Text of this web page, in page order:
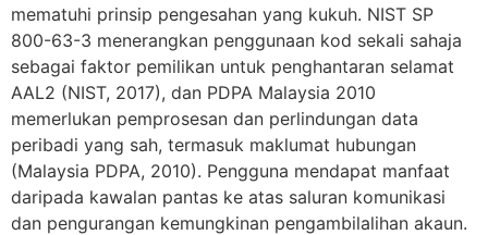
mematuhi prinsip pengesahan yang kukuh. NIST SP
800-63-3 menerangkan penggunaan kod sekali sahaja
sebagai faktor pemilikan untuk penghantaran selamat
AAL2 (NIST, 2017), dan PDPA Malaysia 2010
memerlukan pemprosesan dan perlindungan data
peribadi yang sah, termasuk maklumat hubungan
(Malaysia PDPA, 2010). Pengguna mendapat manfaat
daripada kawalan pantas ke atas saluran komunikasi
dan pengurangan kemungkinan pengambilalihan akaun.